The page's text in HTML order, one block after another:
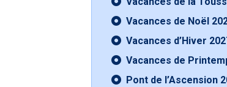
Vacances de Noël
Vacances d’Hiver
Vacances de
Pont de l’Ascension